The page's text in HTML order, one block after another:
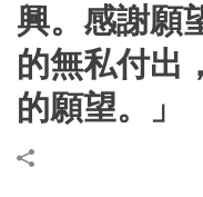
興。感謝願
的無私付出
的願望。」